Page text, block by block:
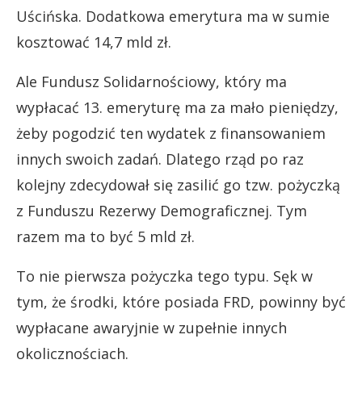
Uścińska. Dodatkowa emerytura ma w sumie
kosztować 14,7 mld zł.
Ale Fundusz Solidarnościowy, który ma
wypłacać 13. emeryturę ma za mało pieniędzy,
żeby pogodzić ten wydatek z finansowaniem
innych swoich zadań. Dlatego rząd po raz
kolejny zdecydował się zasilić go tzw. pożyczką
z Funduszu Rezerwy Demograficznej. Tym
razem ma to być 5 mld zł.
To nie pierwsza pożyczka tego typu. Sęk w
tym, że środki, które posiada FRD, powinny być
wypłacane awaryjnie w zupełnie innych
okolicznościach.